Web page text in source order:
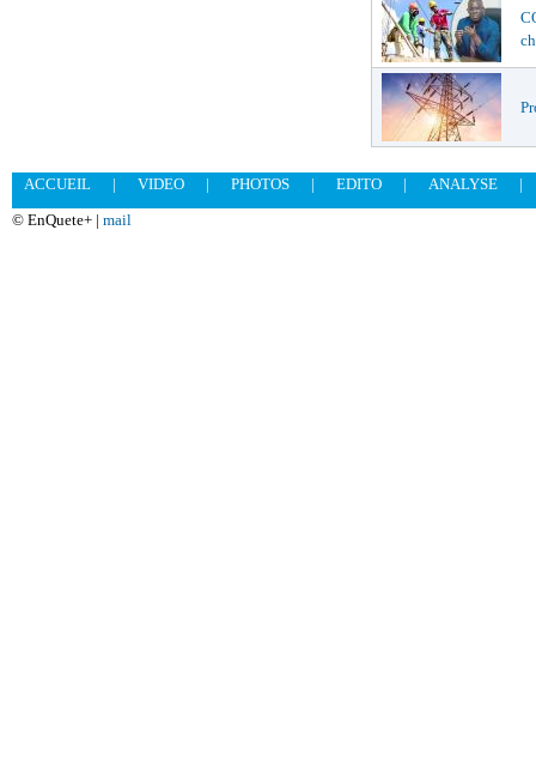
ACCUEIL | VIDEO | PHOTOS | EDITO | ANALYSE
|
© EnQuete+ | mail